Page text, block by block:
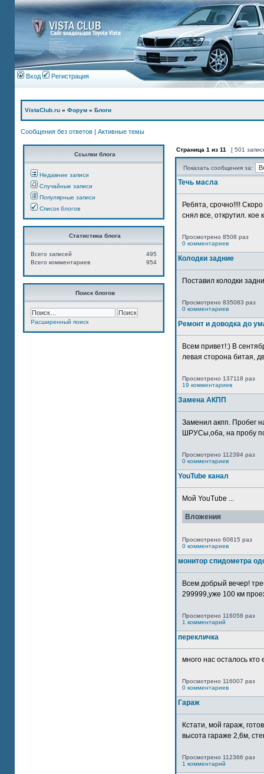
Вход Регистрация
VistaClub.ru » Форум » Блоги
Сообщения без ответов | Активные темы
Ссылки блога
Недавние записи
Случайные записи
Популярные записи
Список блогов
Статистика блога
495
Всего записей
954
Всего комментариев
Поиск блогов
Расширенный поиск
Страница 1 из 11 [ 501
Показать сообщения за:
Течь масла
Ребята, срочно!!!!
снял все, открутил. кое
Просмотрено 8508 раз
0 комментариев
Колодки задние
Поставил колодки
Просмотрено 835083 раз
0 комментариев
Ремонт и доводка до
Всем привет!:) В
левая сторона битая,
Просмотрено 137118 раз
19 комментариев
Замена АКПП
Заменил акпп. Пробег
ШРУСы,оба, на пробу
Просмотрено 112394 раз
0 комментариев
YouTube канал
Мой YouTube ...
Вложения
Просмотрено 60815 раз
0 комментариев
монитор спидометра
Всем добрый вечер!
299999,уже 100 км
Просмотрено 116058 раз
1 комментарий
перекличка
много нас осталось
Просмотрено 116007 раз
0 комментариев
Гараж
Кстати, мой гараж,
высота гараже 2,6м,
Просмотрено 112366 раз
1 комментарий